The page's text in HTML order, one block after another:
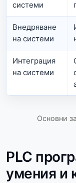
системи
Внедряване
на системи
Интеграция
на системи
Основни
PLC
умения и